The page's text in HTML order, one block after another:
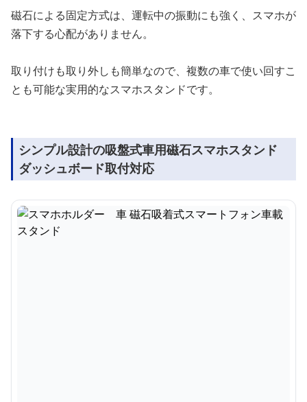
磁石による固定方式は、運転中の振動にも強く、スマホが
落下する心配がありません。
取り付けも取り外しも簡単なので、複数の車で使い回すこ
とも可能な実用的なスマホスタンドです。
シンプル設計の吸盤式車用磁石スマホスタンド
ダッシュボード取付対応